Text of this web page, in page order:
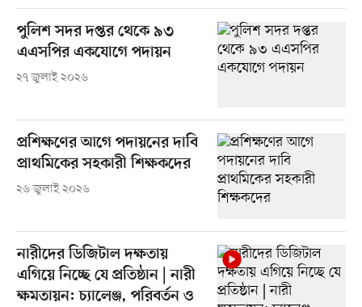
পুলিশ সদর দপ্তর থেকে ৯৩
এএসপির একযোগে পদায়ন
২৭ জুলাই ২০২৬
প্রশিক্ষণের আগে পদায়নের দাবি
প্রাথমিকের সহকারী শিক্ষকদের
২৬ জুলাই ২০২৬
নারীদের ডিজিটাল দক্ষতায়
এগিয়ে নিচ্ছে যে প্রতিষ্ঠান | নারী
ক্ষমতায়ন: চ্যালেঞ্জ, পরিবর্তন ও